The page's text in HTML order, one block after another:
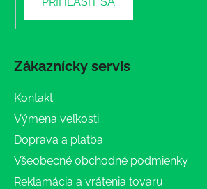
Zákaznícky servis
Kontakt
Výmena veľkosti
Doprava a platba
Všeobecné obchodné podmienky
Reklamácia a vrátenia tovaru